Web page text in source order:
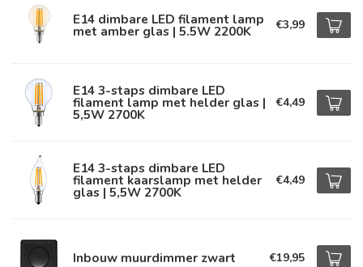
E14 dimbare LED filament lamp
met amber glas | 5.5W 2200K €3,99
E14 3-staps dimbare LED
filament lamp met helder glas |
5,5W 2700K
€4,49
E14 3-staps dimbare LED
filament kaarslamp met helder
glas | 5,5W 2700K
€4,49
Inbouw muurdimmer zwart €19,95